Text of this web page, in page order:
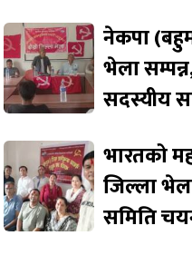
नेकपा
भेला
सदस्यीय
भारतको
जिल्ला
समिति